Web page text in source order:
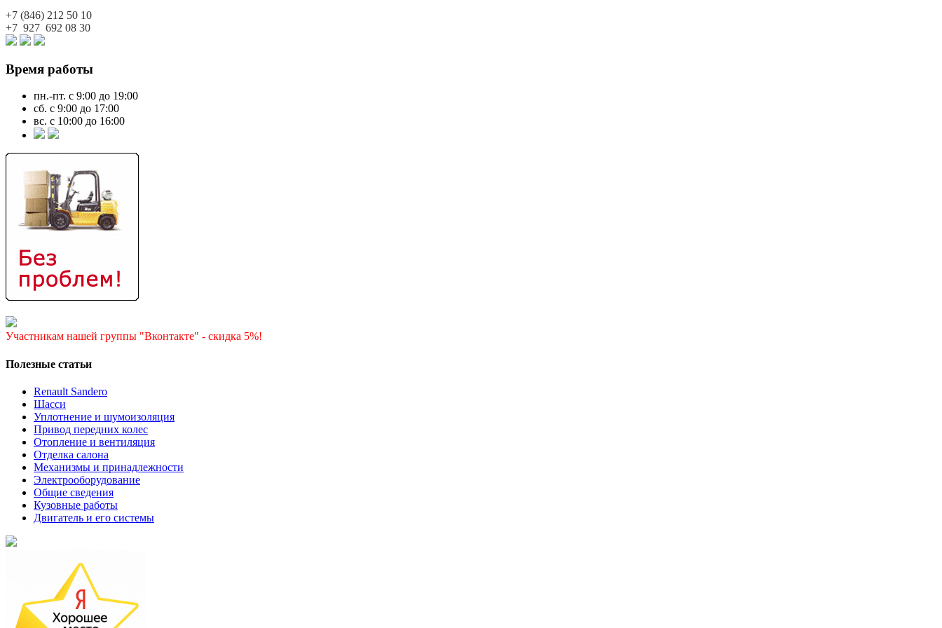
+7 (846) 212 50 10
+7 927 692 08 30
Время работы
пн.-пт. с 9:00 до 19:00
сб. с 9:00 до 17:00
вс. с 10:00 до 16:00
Участникам нашей группы "Вконтакте" - скидка 5%!
Полезные статьи
Renault Sandero
Шасси
Уплотнение и шумоизоляция
Привод передних колес
Отопление и вентиляция
Отделка салона
Механизмы и принадлежности
Электрооборудование
Общие сведения
Кузовные работы
Двигатель и его системы